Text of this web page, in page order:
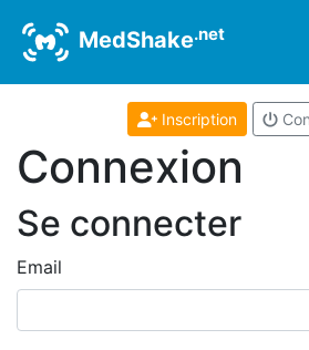
MedShake.net
Inscription
Connexion
Se connecter
Email